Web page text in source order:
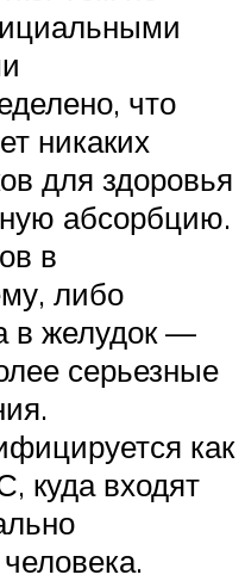
что
никаких
для здоровья
абсорбцию.
в
либо
в желудок —
серьезные
как
куда входят